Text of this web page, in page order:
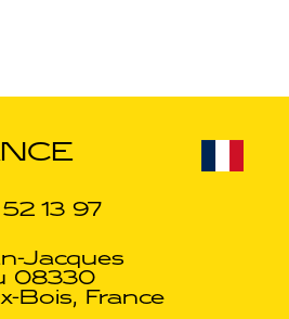
52 13 97
Jacques
08330
Bois, France